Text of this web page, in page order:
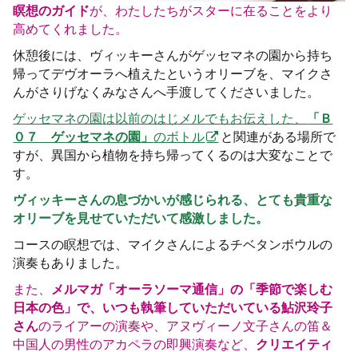
瞑想のガイドが、わたしたちがスターに在ることをより
高めてくれました。
休憩後には、ヴィッキーさんがゲッセマネの園から持ち
帰ってデヴオーラへ植えたというオリーブを、マイクさ
んがさりげなくみなさんへ手渡してくださいました。
ゲッセマネの園は以前のはじメルでもお伝えした、
「Ｂ
０７ ゲッセマネの園」のボトル
と関連がある場所で
すが、異国から植物を持ち帰ってくるのは大変なことで
す。
ヴィッキーさんの息づかいが感じられる、とても貴重な
オリーブを見せていただいて感激しました。
コースの瞑想では、マイクさんによるチベタンボウルの
演奏もありました。
また、
メルマガ「オーラソーマ通信」の「季節で楽しむ
日本の色」で、いつも執筆していただいている鮎沢玲子
さんのライアーの演奏や、アヌヴィーノ文子さんの笛＆
中国人の男性のアカペラの即興演奏など、 クリエイティ